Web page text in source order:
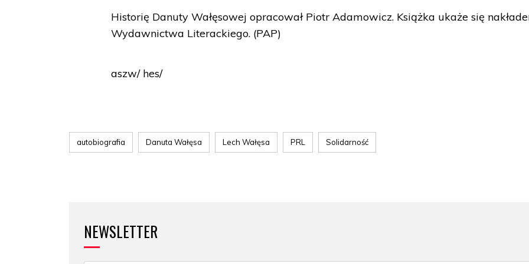
Historię Danuty Wałęsowej opracował Piotr Adamowicz. Książka ukaże się
Wydawnictwa Literackiego. (PAP)
aszw/ hes/
autobiografia Danuta Wałęsa Lech Wałęsa PRL Solidarność
NEWSLETTER